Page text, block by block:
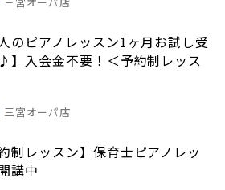
人のピアノレッスン1ヶ月お試し受
】入会金不要！＜予約制レッス
三宮オーパ店
約制レッスン】保育士ピアノレッ
講中